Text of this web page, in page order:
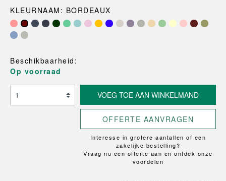
KLEURNAAM: BORDEAUX
Beschikbaarheid:
Op voorraad
VOEG TOE AAN WINKELMAND
OFFERTE AANVRAGEN
Interesse in grotere aantallen of een
zakelijke bestelling?
Vraag nu een offerte aan en ontdek onze
voordelen